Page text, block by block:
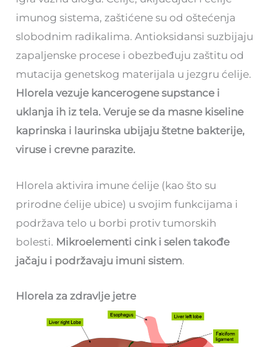
imunog sistema, zaštićene su od oštećenja
slobodnim radikalima. Antioksidansi suzbijaju
zapaljenske procese i obezbeđuju zaštitu od
mutacija genetskog materijala u jezgru ćelije.
Hlorela vezuje kancerogene supstance i
uklanja ih iz tela. Veruje se da masne kiseline
kaprinska i laurinska ubijaju štetne bakterije,
viruse i crevne parazite.
Hlorela aktivira imune ćelije (kao što su
prirodne ćelije ubice) u svojim funkcijama i
podržava telo u borbi protiv tumorskih
bolesti. Mikroelementi cink i selen takođe
jačaju i podržavaju imuni sistem.
Hlorela za zdravlje jetre